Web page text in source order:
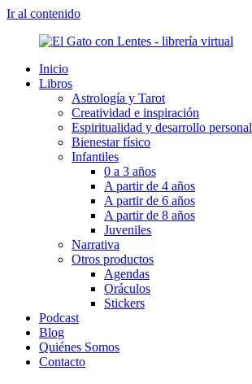
Ir al contenido
Inicio
Libros
Astrología y Tarot
Creatividad e inspiración
Espiritualidad y desarrollo personal
Bienestar físico
Infantiles
0 a 3 años
A partir de 4 años
A partir de 6 años
A partir de 8 años
Juveniles
Narrativa
Otros productos
Agendas
Oráculos
Stickers
Podcast
Blog
Quiénes Somos
Contacto